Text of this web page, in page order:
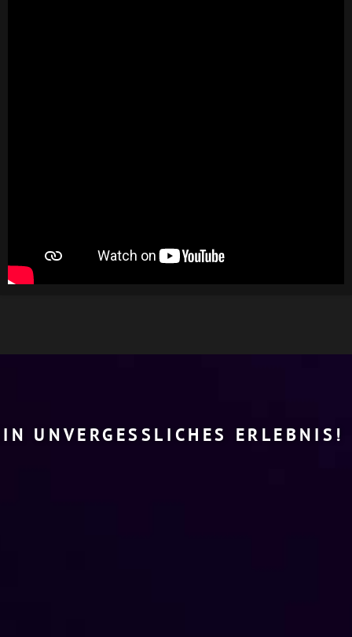
UNVERGESSLICHES ERLEBNIS!